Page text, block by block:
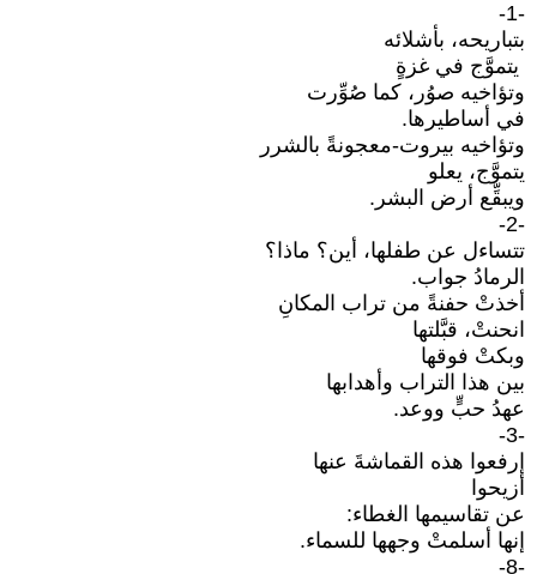
-1-
بتباريحه، بأشلائه
يتموَّج في غزةٍ
وتؤاخيه صوُر، كما صُوِّرت
في أساطيرها.
وتؤاخيه بيروت-معجونةً بالشرر
يتموَّج، يعلو
ويبقِّع أرض البشر.
-2-
تتساءل عن طفلها، أين؟ ماذا؟
الرمادُ جواب.
أخذتْ حفنةً من تراب المكانِ
انحنتْ، قبَّلتها
وبكتْ فوقها
بين هذا التراب وأهدابها
عهدُ حبٍّ ووعد.
-3-
إرفعوا هذه القماشةَ عنها
أزيحوا
عن تقاسيمها الغطاء:
إنها أسلمتْ وجهها للسماء.
-8-